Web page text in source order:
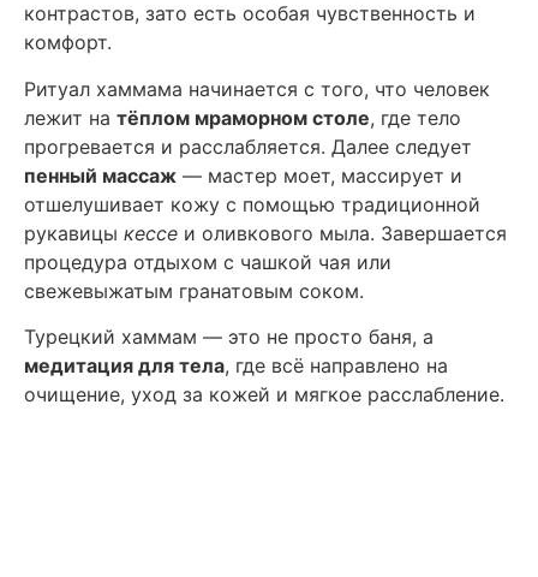
контрастов, зато есть особая чувственность и
комфорт.
Ритуал хаммама начинается с того, что человек
лежит на тёплом мраморном столе, где тело
прогревается и расслабляется. Далее следует
пенный массаж — мастер моет, массирует и
отшелушивает кожу с помощью традиционной
рукавицы кессе и оливкового мыла. Завершается
процедура отдыхом с чашкой чая или
свежевыжатым гранатовым соком.
Турецкий хаммам — это не просто баня, а
медитация для тела, где всё направлено на
очищение, уход за кожей и мягкое расслабление.